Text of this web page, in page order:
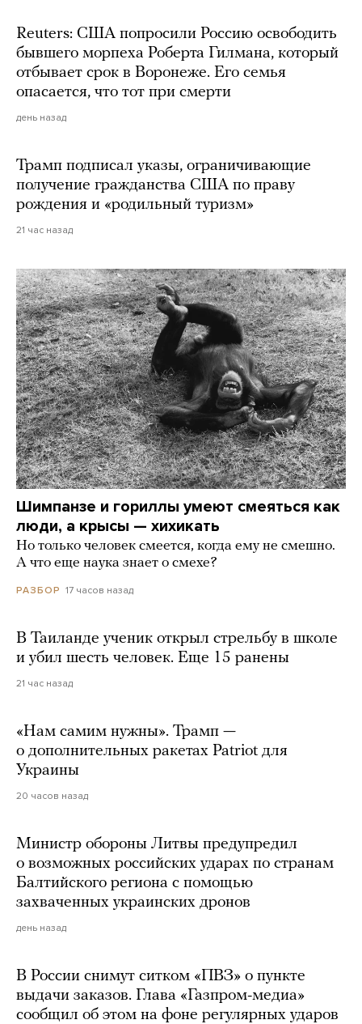
Reuters: США попросили Россию освободить
бывшего морпеха Роберта Гилмана, который
отбывает срок в Воронеже. Его семья
опасается, что тот при смерти
день назад
Трамп подписал указы, ограничивающие
получение гражданства США по праву
рождения и «родильный туризм»
21 час назад
Шимпанзе и гориллы умеют смеяться как
люди, а крысы — хихикать
Но только человек смеется, когда ему не смешно.
А что еще наука знает о смехе?
РАЗБОР 17 часов назад
В Таиланде ученик открыл стрельбу в школе
и убил шесть человек. Еще 15 ранены
21 час назад
«Нам самим нужны». Трамп —
о дополнительных ракетах Patriot для
Украины
20 часов назад
Министр обороны Литвы предупредил
о возможных российских ударах по странам
Балтийского региона с помощью
захваченных украинских дронов
день назад
В России снимут ситком «ПВЗ» о пункте
выдачи заказов. Глава «Газпром-медиа»
сообщил об этом на фоне регулярных ударов